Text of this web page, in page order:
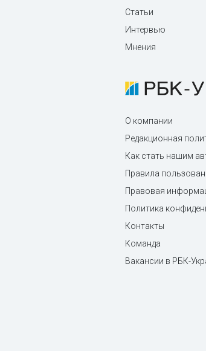
Статьи
Интервью
Мнения
О компании
Редакционная
Как стать нашим
Правила
Правовая
Политика
Контакты
Команда
Вакансии в РБК-